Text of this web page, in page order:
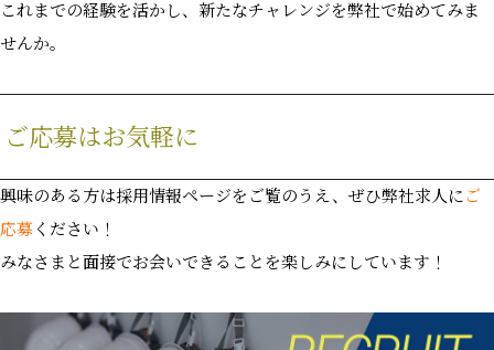
これまでの経験を活かし、新たなチャレンジを弊社で始めてみま
せんか。
ご応募はお気軽に
興味のある方は採用情報ページをご覧のうえ、ぜひ弊社求人にご
応募 ください！
みなさまと面接でお会いできることを楽しみにしています！